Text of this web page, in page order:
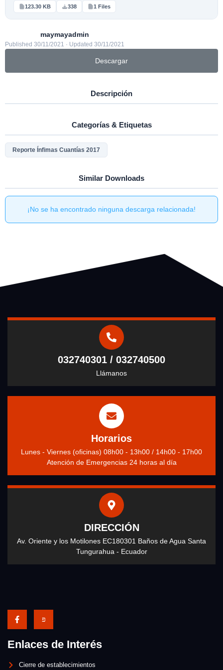
123.30 KB 338 1 Files
maymayadmin
Published 30/11/2021 · Updated 30/11/2021
Descargar
Descripción
Categorías & Etiquetas
Reporte Ínfimas Cuantías 2017
Similar Downloads
¡No se ha encontrado ninguna descarga relacionada!
032740301 / 032740500
Llámanos
Horarios
Lunes - Viernes (oficinas) 08h00 - 13h00 / 14h00 - 17h00
Atención de Emergencias 24 horas al día
DIRECCIÓN
Av. Oriente y los Motilones EC180301 Baños de Agua Santa
Tungurahua - Ecuador
Enlaces de Interés
Cierre de establecimientos